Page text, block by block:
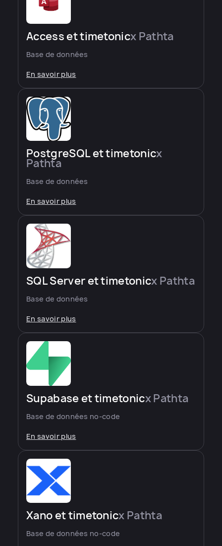
Access et timetonicx Pathta
Base de données
En savoir plus
PostgreSQL et timetonicx
Pathta
Base de données
En savoir plus
SQL Server et timetonicx Pathta
Base de données
En savoir plus
Supabase et timetonicx Pathta
Base de données no-code
En savoir plus
Xano et timetonicx Pathta
Base de données no-code